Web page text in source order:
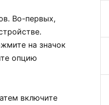
Во-первых,
на значок
опцию
включите